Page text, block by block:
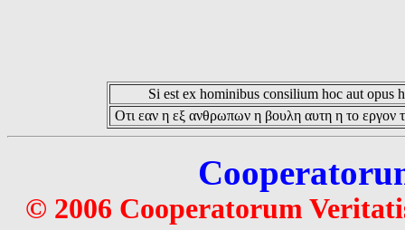
Si est ex hominibus consilium hoc aut opus
Οτι εαν η εξ ανθρωπων η βουλη αυτη η το εργον
© 2006 Cooperatorum